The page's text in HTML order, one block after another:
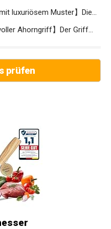
luxuriösem Muster】Die...
Ahorngriff】Der Griff...
prüfen